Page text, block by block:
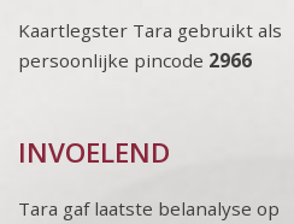
Kaartlegster Tara gebruikt als
persoonlijke pincode 2966
INVOELEND
Tara gaf laatste belanalyse op